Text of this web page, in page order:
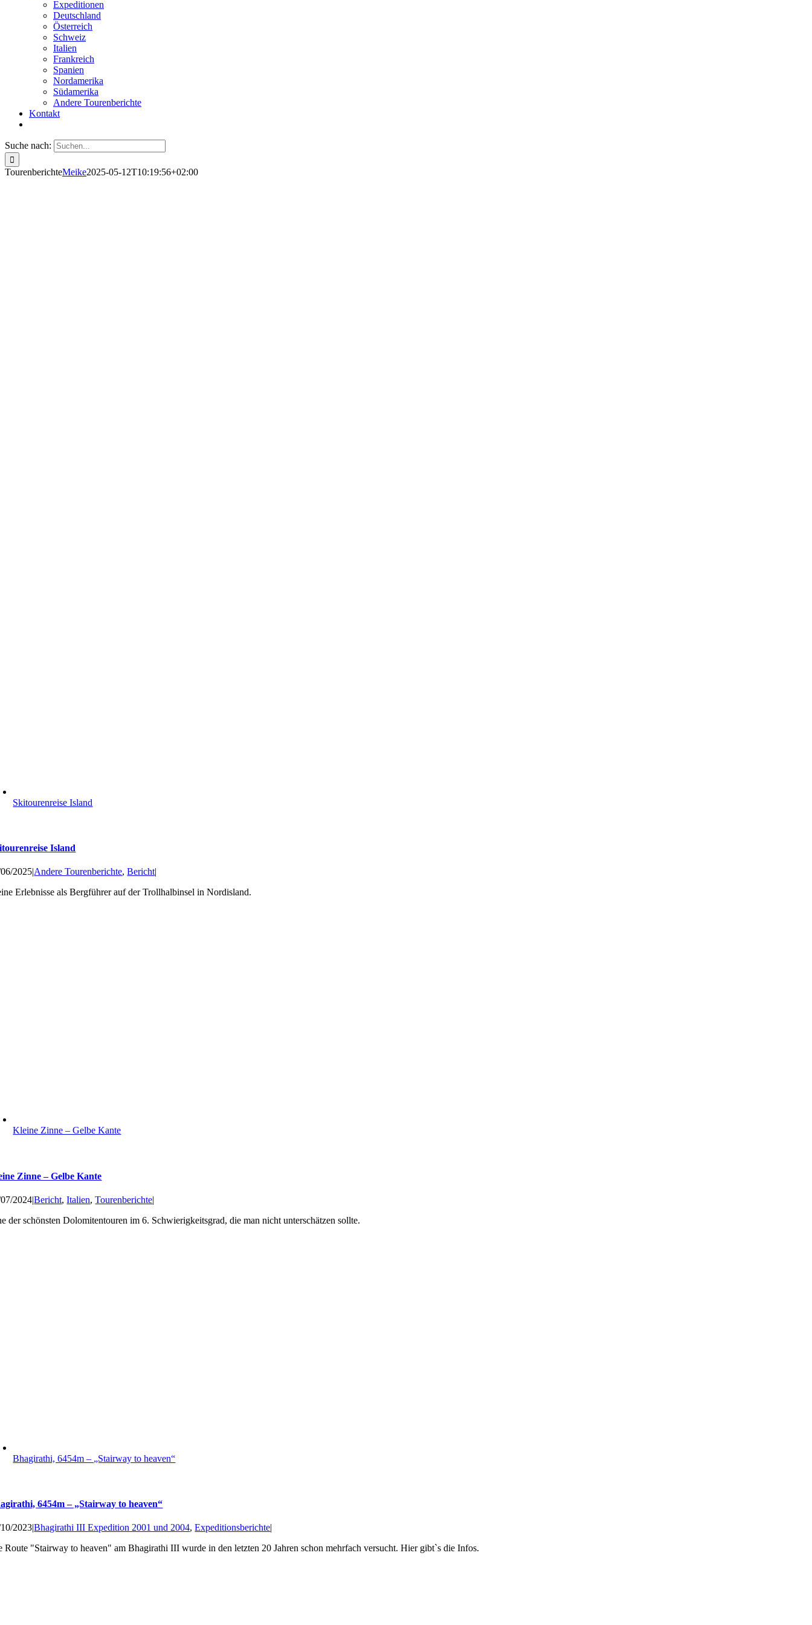
Expeditionen
Deutschland
Österreich
Schweiz
Italien
Frankreich
Spanien
Nordamerika
Südamerika
Andere Tourenberichte
Kontakt
Suche nach:
TourenberichteMeike2025-05-12T10:19:56+02:00
Skitourenreise Island
Island
2025|Andere Tourenberichte,Bericht|
Erlebnisse als Bergführer auf der Trollhalbinsel in Nordisland.
Kleine Zinne – Gelbe Kante
Zinne – Gelbe Kante
2024|Bericht,Italien,Tourenberichte|
der schönsten Dolomitentouren im 6. Schwierigkeitsgrad, die man nicht unterschätzen sollte.
Bhagirathi, 6454m – „Stairway to heaven“
6454m – „Stairway to heaven“
2023|Bhagirathi III Expedition 2001 und 2004,Expeditionsberichte|
Route "Stairway to heaven" am Bhagirathi III wurde in den letzten 20 Jahren schon mehrfach versucht. Hier gibt`s die Infos.